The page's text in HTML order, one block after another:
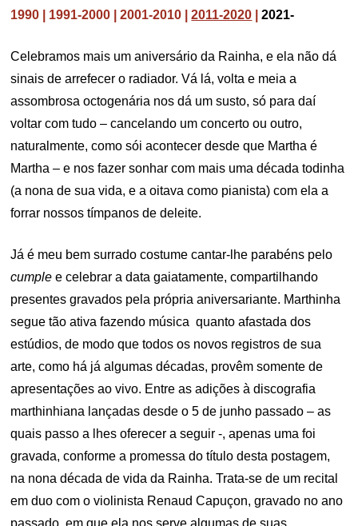
1990
1991-2000 2001-2010 |2011-2020 |2021-
Celebramos mais um aniversário da Rainha, e ela não dá
sinais de arrefecer o radiador. Vá lá, volta e meia a
assombrosa octogenária nos dá um susto, só para daí
voltar com tudo – cancelando um concerto ou outro,
naturalmente, como sói acontecer desde que Martha é
Martha – e nos fazer sonhar com mais uma década todinha
(a nona de sua vida, e a oitava como pianista) com ela a
forrar nossos tímpanos de deleite.
Já é meu bem surrado costume cantar-lhe parabéns pelo
cumple e celebrar a data gaiatamente, compartilhando
presentes gravados pela própria aniversariante. Marthinha
segue tão ativa fazendo música quanto afastada dos
estúdios, de modo que todos os novos registros de sua
arte, como há já algumas décadas, provêm somente de
apresentações ao vivo. Entre as adições à discografia
marthinhiana lançadas desde o 5 de junho passado – as
quais passo a lhes oferecer a seguir -, apenas uma foi
gravada, conforme a promessa do título desta postagem,
na nona década de vida da Rainha. Trata-se de um recital
em duo com o violinista Renaud Capuçon, gravado no ano
passado, em que ela nos serve algumas de suas